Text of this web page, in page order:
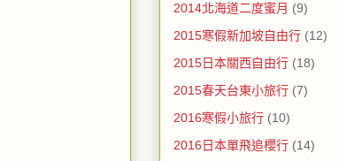
2014北海道二度蜜月 (9)
2015寒假新加坡自由行 (12)
2015日本關西自由行 (18)
2015春天台東小旅行 (7)
2016寒假小旅行 (10)
2016日本單飛追櫻行 (14)